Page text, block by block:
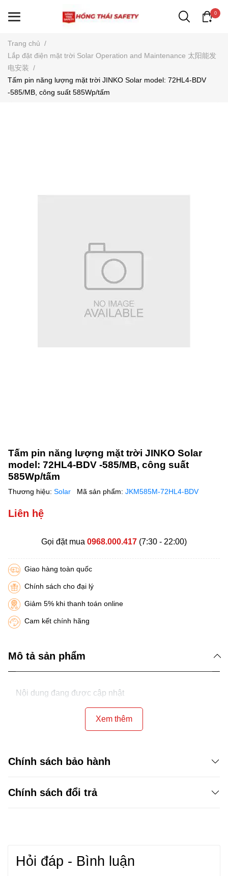
0
Trang chủ /
Lắp đặt điện mặt trời Solar Operation and Maintenance 太阳能发
电安装 /
Tấm pin năng lượng mặt trời JINKO Solar model: 72HL4-BDV
-585/MB, công suất 585Wp/tấm
Tấm pin năng lượng mặt trời JINKO Solar
model: 72HL4-BDV -585/MB, công suất
585Wp/tấm
Thương hiệu: Solar Mã sản phẩm: JKM585M-72HL4-BDV
Liên hệ
Gọi đặt mua 0968.000.417 (7:30 - 22:00)
Giao hàng toàn quốc
Chính sách cho đại lý
Giảm 5% khi thanh toán online
Cam kết chính hãng
Mô tả sản phẩm
Nội dung đang được cập nhật
Xem thêm
Chính sách bảo hành
Chính sách đổi trả
Hỏi đáp - Bình luận